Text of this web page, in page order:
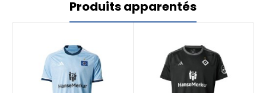
Produits apparentés